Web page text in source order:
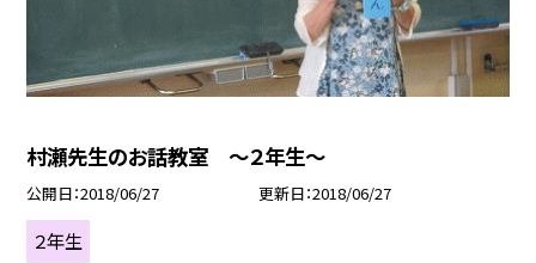
村瀬先生のお話教室 〜２年生〜
公開日 2018/06/27 更新日 2018/06/27
２年生